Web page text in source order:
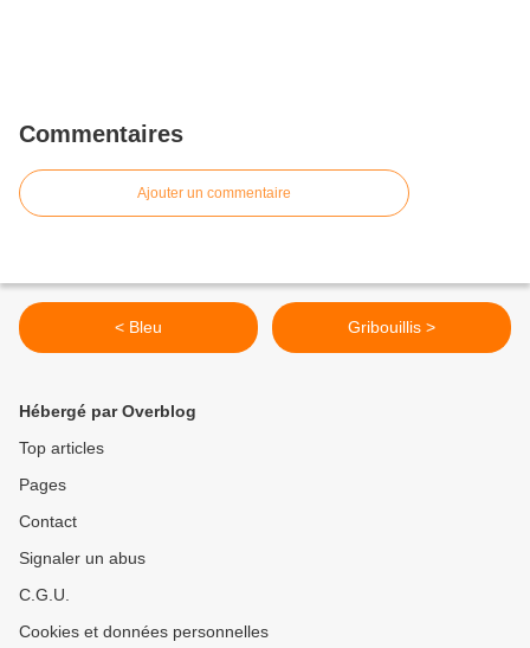
Commentaires
Ajouter un commentaire
< Bleu Gribouillis >
Hébergé par Overblog
Top articles
Pages
Contact
Signaler un abus
C.G.U.
Cookies et données personnelles